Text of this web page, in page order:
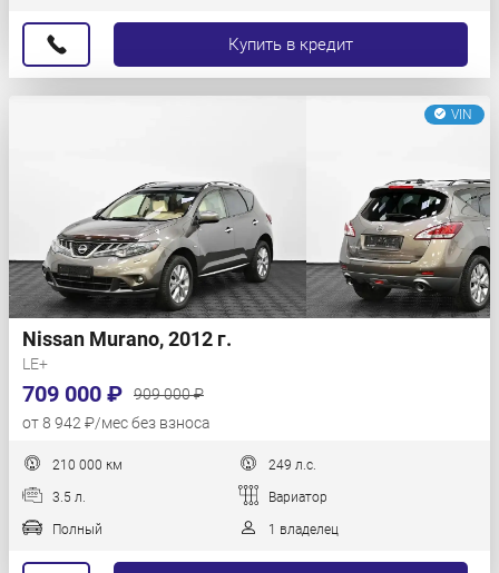
Купить в кредит
VIN
Nissan Murano, 2012 г.
LE+
709 000 ₽
909 000 ₽
от 8 942 ₽/мес без взноса
210 000 км 249 л.с.
3.5 л. Вариатор
Полный 1 владелец